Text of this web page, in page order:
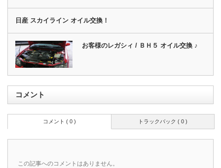
日産 スカイライン オイル交換！
お客様のレガシィ / ＢＨ５ オイル交換 ♪
コメント
トラックバック ( 0 )
コメント ( 0 )
この記事へのコメントはありません。